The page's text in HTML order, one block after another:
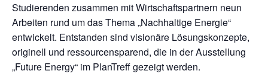
Studierenden zusammen mit Wirtschaftspartnern neun
Arbeiten rund um das Thema „Nachhaltige Energie“
entwickelt. Entstanden sind visionäre Lösungskonzepte,
originell und ressourcensparend, die in der Ausstellung
„Future Energy“ im PlanTreff gezeigt werden.